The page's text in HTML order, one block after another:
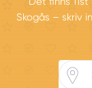
Skogås – skriv